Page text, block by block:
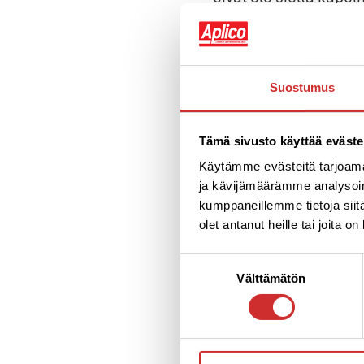
Suostumus
Tämä sivusto käyttää
Käytämme evästeitä
ja kävijämäärämme
kumppaneillemme tietoja
olet antanut heille tai joita
Välttämätön
stretchsaappaat
hyvää oloa!
Jos sinun on
joltain läheiseltäsi.